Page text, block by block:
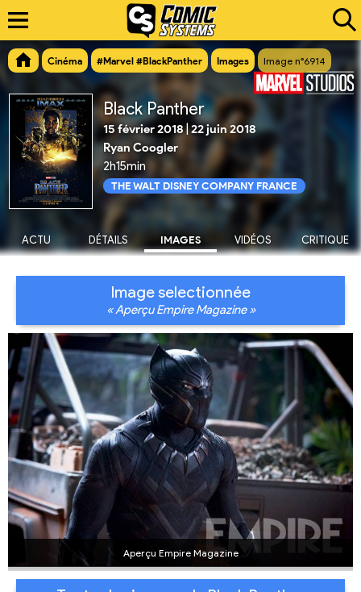
Cinéma #Marvel #BlackPanther Images Image n°6914
Black Panther
15 février 2018|22 juin 2018
Ryan Coogler
2h15min
THE WALT DISNEY COMPANY FRANCE
ACTU DÉTAILS IMAGES VIDÉOS CRITIQUE
Image selectionnée
« Aperçu Empire Magazine »
Aperçu Empire Magazine